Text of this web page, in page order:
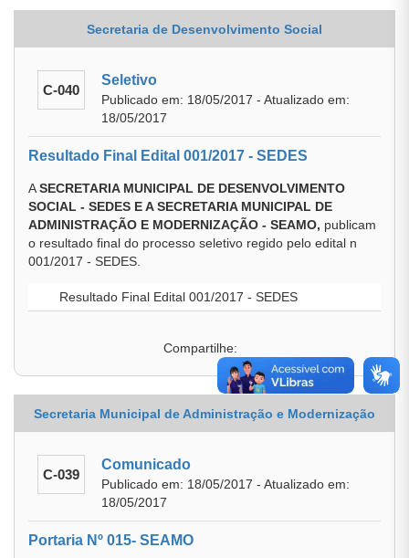
Secretaria de Desenvolvimento Social
C-040
Seletivo
Publicado em: 18/05/2017 - Atualizado em:
18/05/2017
Resultado Final Edital 001/2017 - SEDES
ASECRETARIA MUNICIPAL DE DESENVOLVIMENTO
SOCIAL - SEDES E A SECRETARIA MUNICIPAL DE
ADMINISTRAÇÃO E MODERNIZAÇÃO - SEAMO, publicam
o resultado final do processo seletivo regido pelo edital n
001/2017 - SEDES.
Resultado Final Edital 001/2017 - SEDES
Compartilhe:
Secretaria Municipal de Administração e Modernização
C-039
Comunicado
Publicado em: 18/05/2017 - Atualizado em:
18/05/2017
Portaria Nº 015- SEAMO